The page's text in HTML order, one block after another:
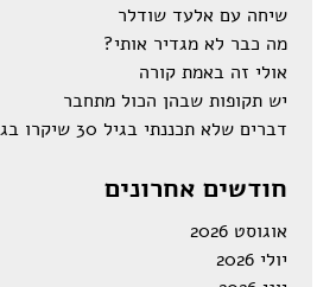
שיחה עם אלעד שודלר
מה כבר לא מגדיר אותי?
אולי זה באמת קורה
יש תקופות שבהן הכול מתחבר
דברים שלא תכננתי בגיל 30 שיקרו בגיל 59
חודשים אחרונים
אוגוסט 2026
יולי 2026